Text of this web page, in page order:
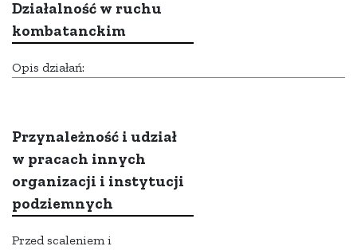
Działalność w ruchu
kombatanckim
Opis działań:
Przynależność i udział
w pracach innych
organizacji i instytucji
podziemnych
Przed scaleniem i